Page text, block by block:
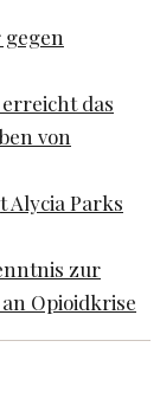
das
von
Alycia Parks
zur
Opioidkrise